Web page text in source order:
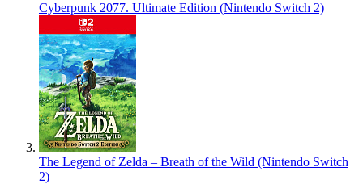
Cyberpunk 2077. Ultimate Edition (Nintendo Switch 2)
The Legend of Zelda – Breath of the Wild (Nintendo Switch
2)